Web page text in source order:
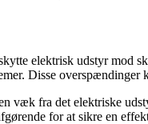
elektrisk udstyr
Disse
væk fra det elektriske
for at sikre en